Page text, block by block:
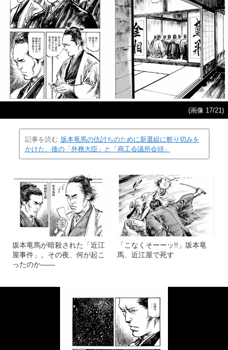
(画像 17/21)
記事を読む 坂本竜馬の仇討ちのために新選組に斬り切みを
かけた、後の「外務大臣」と「商工会議所会頭」
坂本竜馬が暗殺された「近江
屋事件」。その夜、何が起こ
ったのか――
「こなくそーーッ!!」坂本竜
馬、近江屋で死す